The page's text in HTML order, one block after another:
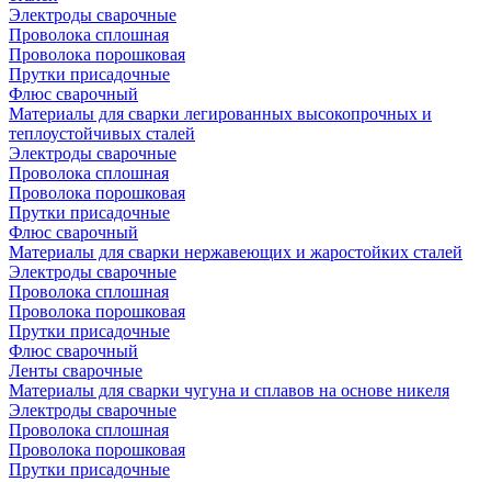
Электроды сварочные
Проволока сплошная
Проволока порошковая
Прутки присадочные
Флюс сварочный
Материалы для сварки легированных высокопрочных и
теплоустойчивых сталей
Электроды сварочные
Проволока сплошная
Проволока порошковая
Прутки присадочные
Флюс сварочный
Материалы для сварки нержавеющих и жаростойких сталей
Электроды сварочные
Проволока сплошная
Проволока порошковая
Прутки присадочные
Флюс сварочный
Ленты сварочные
Материалы для сварки чугуна и сплавов на основе никеля
Электроды сварочные
Проволока сплошная
Проволока порошковая
Прутки присадочные